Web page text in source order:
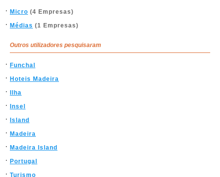
Micro (4 Empresas)
Médias (1 Empresas)
Outros utilizadores pesquisaram
Funchal
Hoteis Madeira
Ilha
Insel
Island
Madeira
Madeira Island
Portugal
Turismo